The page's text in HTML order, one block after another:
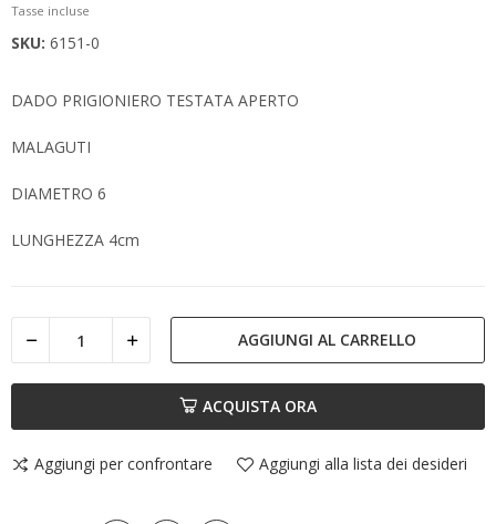
Tasse incluse
SKU: 6151-0
DADO PRIGIONIERO TESTATA APERTO
MALAGUTI
DIAMETRO 6
LUNGHEZZA 4cm
AGGIUNGI AL CARRELLO
ACQUISTA ORA
Aggiungi per confrontare Aggiungi alla lista dei desideri